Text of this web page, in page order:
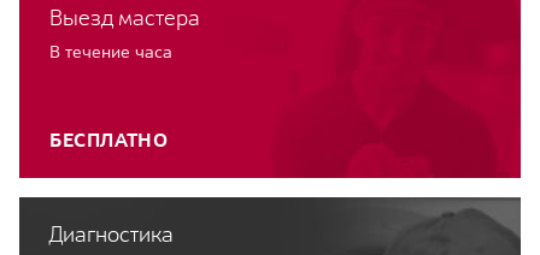
Выезд мастера
В течение часа
БЕСПЛАТНО
Диагностика